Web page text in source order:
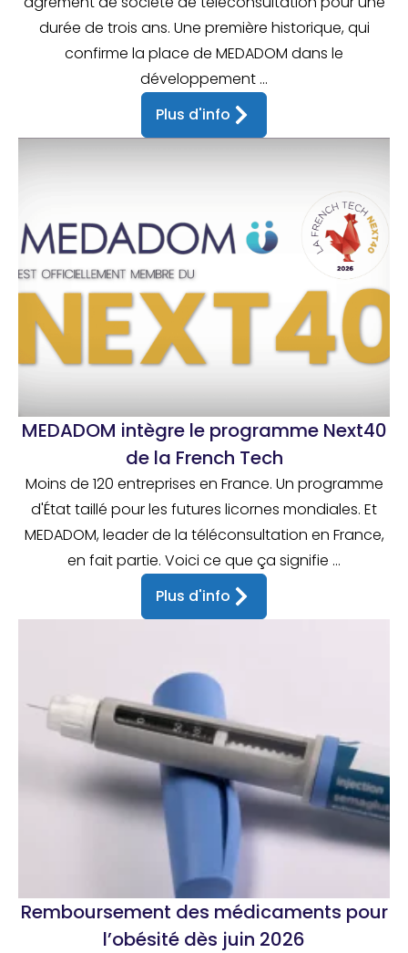
durée de trois ans. Une première historique, qui
confirme la place de MEDADOM dans le
développement ...
Plus d'info
MEDADOM intègre le programme Next40
de la French Tech
Moins de 120 entreprises en France. Un programme
d'État taillé pour les futures licornes mondiales. Et
MEDADOM, leader de la téléconsultation en France,
en fait partie. Voici ce que ça signifie ...
Plus d'info
Remboursement des médicaments pour
l’obésité dès juin 2026